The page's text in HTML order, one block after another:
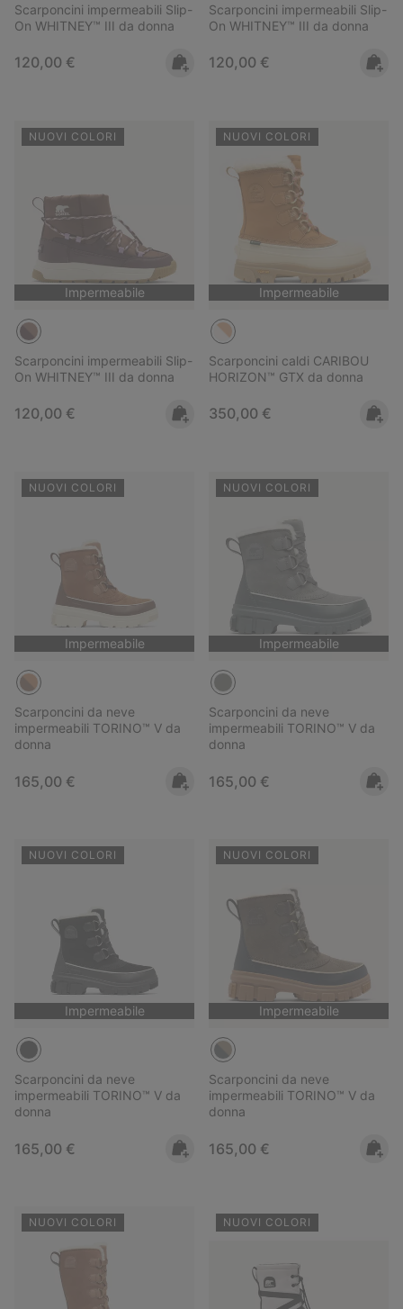
Scarponcini impermeabili Slip-
On WHITNEY™ III da donna
Regular price:
120,00 €
Scarponcini impermeabili Slip-
On WHITNEY™ III da donna
Regular price:
120,00 €
NUOVI COLORI
Impermeabile
Scarponcini impermeabili Slip-
On WHITNEY™ III da donna
Regular price:
120,00 €
NUOVI COLORI
Impermeabile
Scarponcini caldi CARIBOU
HORIZON™ GTX da donna
Regular price:
350,00 €
NUOVI COLORI
Impermeabile
Scarponcini da neve
impermeabili TORINO™ V da
donna
Regular price:
165,00 €
NUOVI COLORI
Impermeabile
Scarponcini da neve
impermeabili TORINO™ V da
donna
Regular price:
165,00 €
NUOVI COLORI
Impermeabile
Scarponcini da neve
impermeabili TORINO™ V da
donna
Regular price:
165,00 €
NUOVI COLORI
Impermeabile
Scarponcini da neve
impermeabili TORINO™ V da
donna
Regular price:
165,00 €
NUOVI COLORI NUOVI COLORI